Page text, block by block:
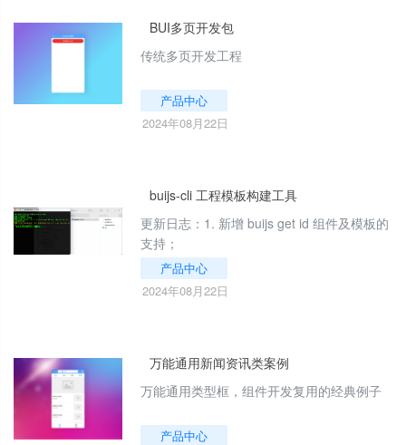
BUI多页开发包
传统多页开发工程
产品中心
2024年08月22日
buijs-cli 工程模板构建工具
更新日志：1. 新增 buijs get id 组件及模板的
支持；
产品中心
2024年08月22日
万能通用新闻资讯类案例
万能通用类型框，组件开发复用的经典例子
产品中心